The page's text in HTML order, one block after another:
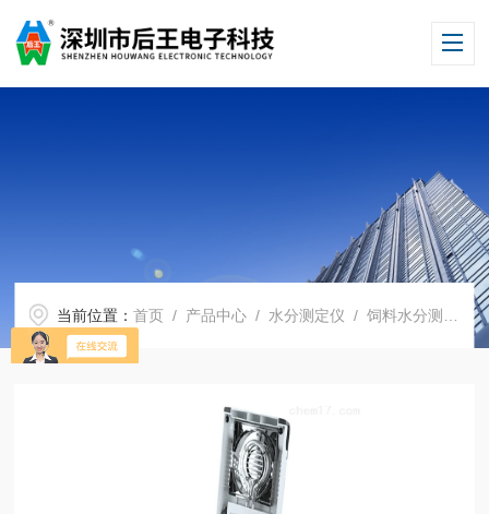
当前位置：首页 / 产品中心 / 水分测定仪 /饲料水分测定仪 /